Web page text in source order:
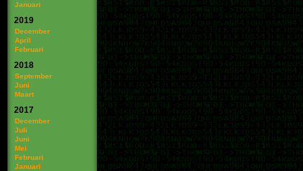
Januari
2019
December
April
Februari
2018
September
Juni
Maart
2017
December
Juli
Juni
Mei
Februari
Januari